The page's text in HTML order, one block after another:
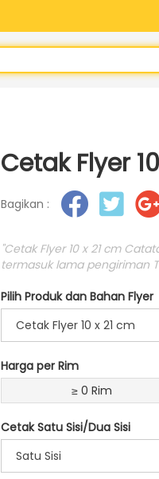
Cetak Flyer
Bagikan :
"Cetak Flyer 10 x 21 cm
termasuk lama pengiriman
Pilih Produk dan Bahan Flyer
Cetak Flyer 10 x 21 cm
Harga per Rim
≥ 0 Rim
Cetak Satu Sisi/Dua Sisi
Satu Sisi